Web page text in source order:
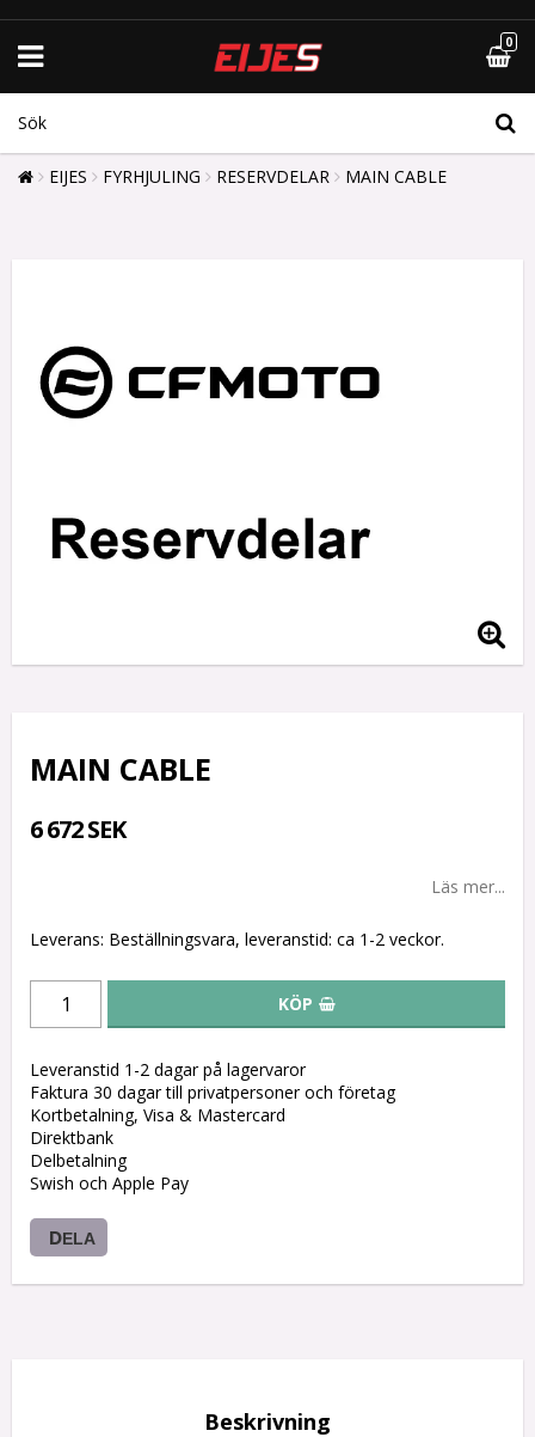
0
EIJES FYRHJULING RESERVDELAR MAIN CABLE
MAIN CABLE
6 672 SEK
Läs mer...
Leverans: Beställningsvara, leveranstid: ca 1-2 veckor.
KÖP
Leveranstid 1-2 dagar på lagervaror
Faktura 30 dagar till privatpersoner och företag
Kortbetalning, Visa & Mastercard
Direktbank
Delbetalning
Swish och Apple Pay
DELA
Beskrivning